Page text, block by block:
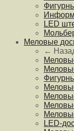
LED
Меловые
←
LED-